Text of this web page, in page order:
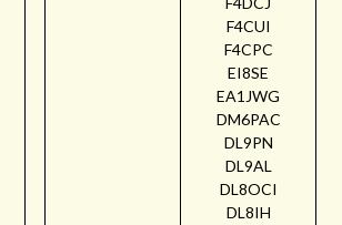
F4CUI
F4CPC
EI8SE
EA1JWG
DM6PAC
DL9PN
DL9AL
DL8OCI
DL8IH